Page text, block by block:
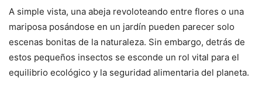
A simple vista, una abeja revoloteando entre flores o una
mariposa posándose en un jardín pueden parecer solo
escenas bonitas de la naturaleza. Sin embargo, detrás de
estos pequeños insectos se esconde un rol vital para el
equilibrio ecológico y la seguridad alimentaria del planeta.